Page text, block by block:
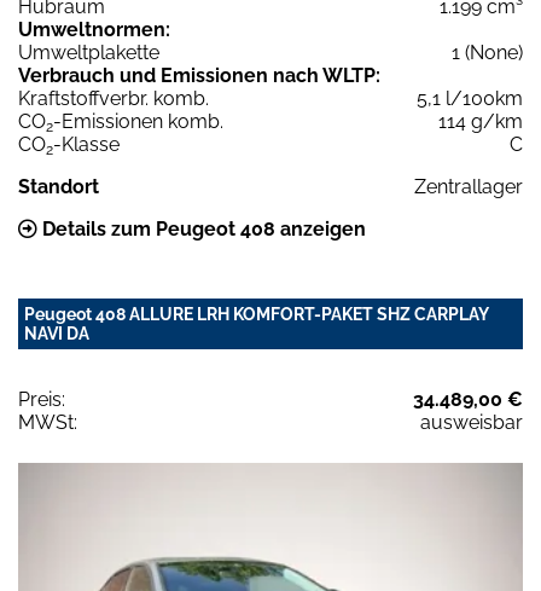
Hubraum
1.199 cm³
Umweltnormen:
Umweltplakette
1 (None)
Verbrauch und Emissionen nach WLTP:
Kraftstoffverbr. komb.
5,1 l/100km
CO2-Emissionen komb.
114 g/km
CO2-Klasse
C
Standort
Zentrallager
Details zum Peugeot 408 anzeigen
Peugeot 408 ALLURE LRH KOMFORT-PAKET SHZ CARPLAY
NAVI DA
Preis:
34.489,00 €
MWSt:
ausweisbar